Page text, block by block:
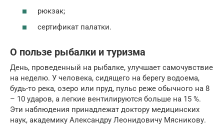
рюкзак;
сертификат палатки.
О пользе рыбалки и туризма
День, проведенный на рыбалке, улучшает самочувствие
на неделю. У человека, сидящего на берегу водоема,
будь-то река, озеро или пруд, пульс реже обычного на 8
– 10 ударов, а легкие вентилируются больше на 15 %.
Эти наблюдения принадлежат доктору медицинских
наук, академику Александру Леонидовичу Мясникову.